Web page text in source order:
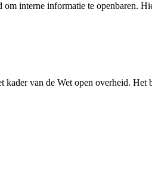
interne informatie te openbaren.
van de Wet open overheid. Het